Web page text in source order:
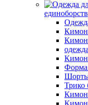
единоборств
Форма
Трико